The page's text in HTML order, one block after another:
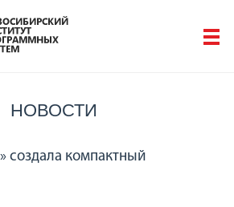
НОВОСТИ
создала компактный